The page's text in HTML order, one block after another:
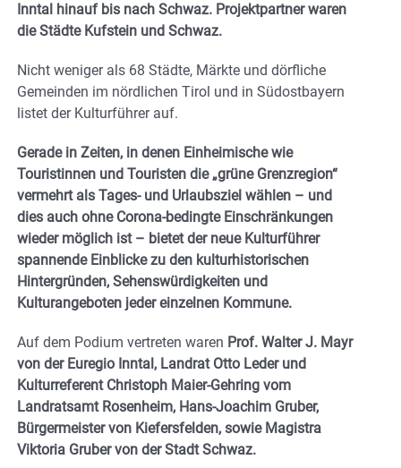
Inntal hinauf bis nach Schwaz. Projektpartner waren
die Städte Kufstein und Schwaz.
Nicht weniger als 68 Städte, Märkte und dörfliche
Gemeinden im nördlichen Tirol und in Südostbayern
listet der Kulturführer auf.
Gerade in Zeiten, in denen Einheimische wie
Touristinnen und Touristen die „grüne Grenzregion“
vermehrt als Tages- und Urlaubsziel wählen – und
dies auch ohne Corona-bedingte Einschränkungen
wieder möglich ist – bietet der neue Kulturführer
spannende Einblicke zu den kulturhistorischen
Hintergründen, Sehenswürdigkeiten und
Kulturangeboten jeder einzelnen Kommune.
Auf dem Podium vertreten waren Prof. Walter J. Mayr
von der Euregio Inntal, Landrat Otto Leder und
Kulturreferent Christoph Maier-Gehring vom
Landratsamt Rosenheim, Hans-Joachim Gruber,
Bürgermeister von Kiefersfelden, sowie Magistra
Viktoria Gruber von der Stadt Schwaz.